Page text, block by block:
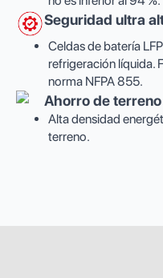
Seguridad ultra
Celdas de batería
refrigeración líquida.
norma NFPA 855.
Ahorro de terreno
Alta densidad
terreno.